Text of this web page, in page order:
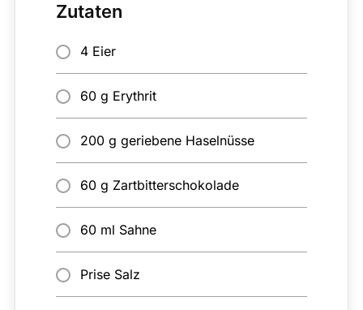
Zutaten
4 Eier
60 g Erythrit
200 g geriebene Haselnüsse
60 g Zartbitterschokolade
60 ml Sahne
Prise Salz